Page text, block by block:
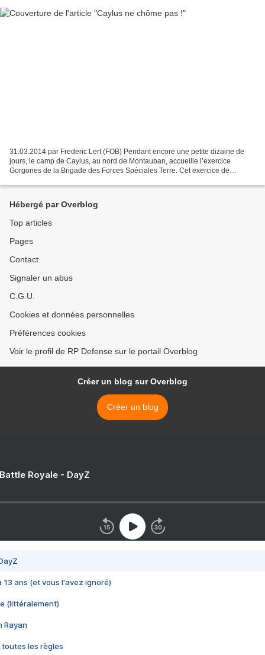
31.03.2014 par Frederic Lert (FOB) Pendant encore une petite dizaine de
jours, le camp de Caylus, au nord de Montauban, accueille l’exercice
Gorgones de la Brigade des Forces Spéciales Terre. Cet exercice de
Hébergé par Overblog
Top articles
Pages
Contact
Signaler un abus
C.G.U.
Cookies et données personnelles
Préférences cookies
Voir le profil de RP Defense sur le portail Overblog
Créer un blog sur Overblog
Créer un blog
Royale - DayZ
13 ans (et vous l'avez ignoré)
(littéralement)
Rayan
toutes les règles